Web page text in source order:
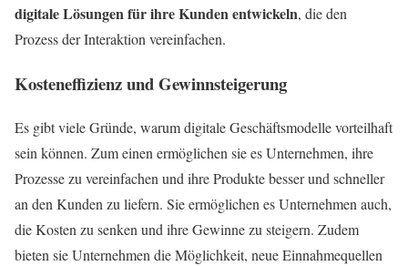
digitale Lösungen für ihre Kunden entwickeln, die den
Prozess der Interaktion vereinfachen.
Kosteneffizienz und Gewinnsteigerung
Es gibt viele Gründe, warum digitale Geschäftsmodelle vorteilhaft
sein können. Zum einen ermöglichen sie es Unternehmen, ihre
Prozesse zu vereinfachen und ihre Produkte besser und schneller
an den Kunden zu liefern. Sie ermöglichen es Unternehmen auch,
die Kosten zu senken und ihre Gewinne zu steigern. Zudem
bieten sie Unternehmen die Möglichkeit, neue Einnahmequellen